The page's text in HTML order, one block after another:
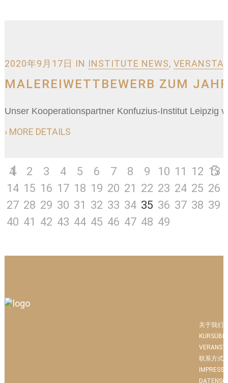
2020年9月17日 IN INSTITUTE NEWS,
MALEREIWETTBEWERB ZUM
Unser Kooperationspartner Konfuzius-Institut Leipzig
› MORE DETAILS
1 2 3 4 5 6 7 8 9 10 11 12 13
14 15 16 17 18 19 20 21 22 23 24 25 26
27 28 29 30 31 32 33 34 35 36 37 38 39
40 41 42 43 44 45 46 47 48 49
关于我们
联系方式